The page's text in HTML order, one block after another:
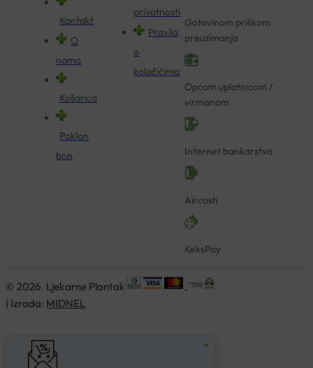
Kontakt
O
nama
Košarica
Poklon
bon
privatnosti
Pravila
o
kolačićima
Gotovinom prilikom
preuzimanja
Općom uplatnicom /
virmanom
Internet bankarstvo
Aircash
KeksPay
© 2026. Ljekarne Plantak
| Izrada: MIDNEL